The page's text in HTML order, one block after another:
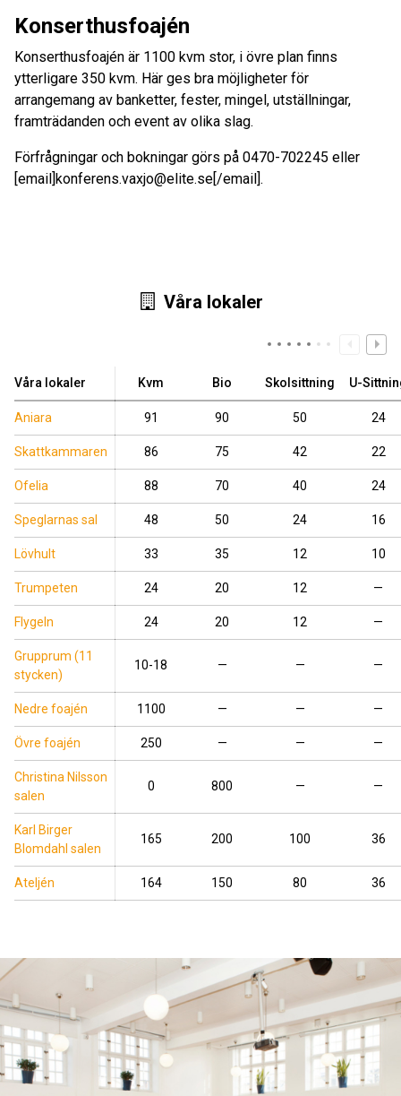
Konserthusfoajén
Konserthusfoajén är 1100 kvm stor, i övre plan finns
ytterligare 350 kvm. Här ges bra möjligheter för
arrangemang av banketter, fester, mingel, utställningar,
framträdanden och event av olika slag.
Förfrågningar och bokningar görs på 0470-702245 eller
[email]konferens.vaxjo@elite.se[/email].
Våra lokaler
Våra lokaler Kvm Bio Skolsittning U-
Aniara 91 90 50 24
Skattkammaren 86 75 42 22
Ofelia 88 70 40 24
Speglarnas sal 48 50 24 16
Lövhult 33 35 12 10
Trumpeten 24 20 12 —
Flygeln 24 20 12 —
Grupprum (11
stycken)
10-18 — — —
Nedre foajén 1100 — — —
Övre foajén 250 — — —
Christina Nilsson
salen
0 800 — —
Karl Birger
Blomdahl salen
165 200 100 36
Ateljén 164 150 80 36